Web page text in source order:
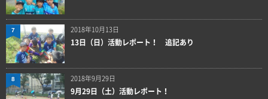
2018年10月13日
13日（日）活動レポート！ 追記あり
7
2018年9月29日
9月29日（土）活動レポート！
8